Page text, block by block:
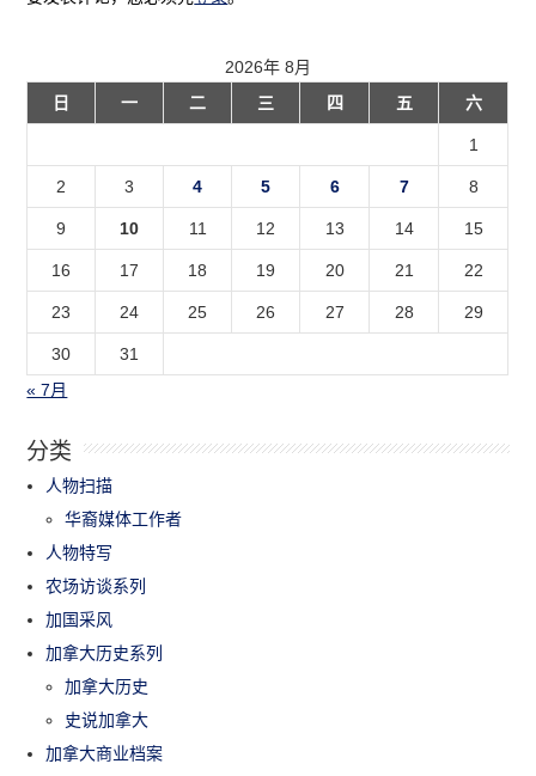
2026年 8月
日
一 二 三 四 五 六
1
2 3 4 5 6 7 8
9 10 11 12 13 14 15
16 17 18 19 20 21 22
23 24 25 26 27 28 29
30
31
« 7月
分类
人物扫描
华裔媒体工作者
人物特写
农场访谈系列
加国采风
加拿大历史系列
加拿大历史
史说加拿大
加拿大商业档案